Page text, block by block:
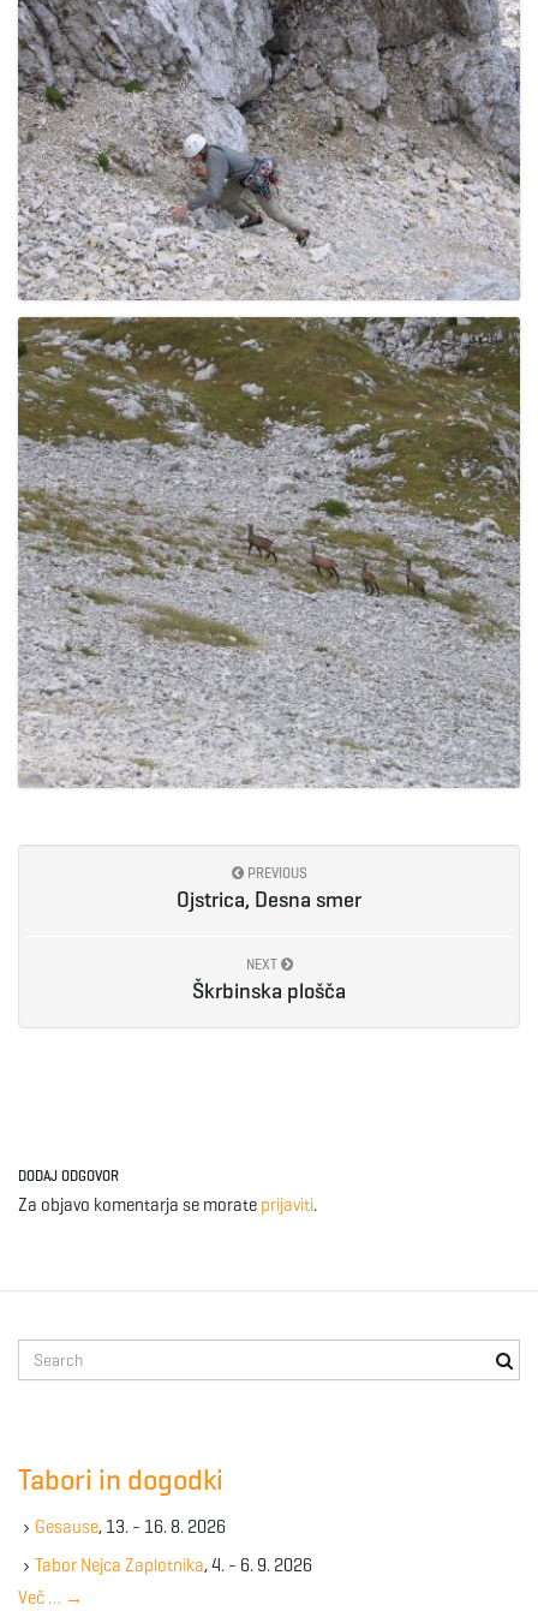
PREVIOUS
Ojstrica, Desna smer
NEXT
Škrbinska plošča
DODAJ ODGOVOR
Za objavo komentarja se morate prijaviti.
e
e
y
w
Tabori in dogodki
Gesause, 13. - 16. 8. 2026
Tabor Nejca Zaplotnika, 4. - 6. 9. 2026
Več … →